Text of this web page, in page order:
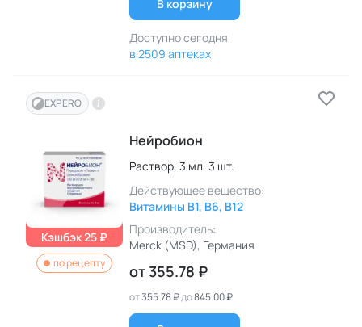
В корзину
Доступно сегодня
в 2509 аптеках
EXPERO
Кэшбэк 25 ₽
по рецепту
Нейробион
Раствор, 3 мл, 3 шт.
Действующее вещество:
Витамины B1, B6, B12
Производитель:
Merck (MSD), Германия
от 355.78 ₽
от355.78 ₽до845.00 ₽